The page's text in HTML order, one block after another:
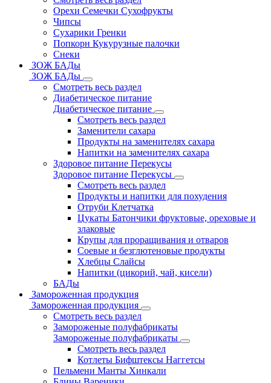
Орехи Семечки Сухофрукты
Чипсы
Сухарики Гренки
Попкорн Кукурузные палочки
Снеки
ЗОЖ БАДы
ЗОЖ БАДы
Смотреть весь раздел
Диабетическое питание
Диабетическое питание
Смотреть весь раздел
Заменители сахара
Продукты на заменителях сахара
Напитки на заменителях сахара
Здоровое питание Перекусы
Здоровое питание Перекусы
Смотреть весь раздел
Продукты и напитки для похудения
Отруби Клетчатка
Цукаты Батончики фруктовые, ореховые и
злаковые
Крупы для проращивания и отваров
Соевые и безглютеновые продукты
Хлебцы Слайсы
Напитки (цикорий, чай, кисели)
БАДы
Замороженная продукция
Замороженная продукция
Смотреть весь раздел
Замороженые полуфабрикаты
Замороженые полуфабрикаты
Смотреть весь раздел
Котлеты Бифштексы Наггетсы
Пельмени Манты Хинкали